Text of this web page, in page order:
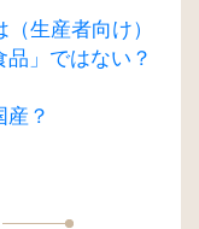
生産者向け）
」ではない？
？